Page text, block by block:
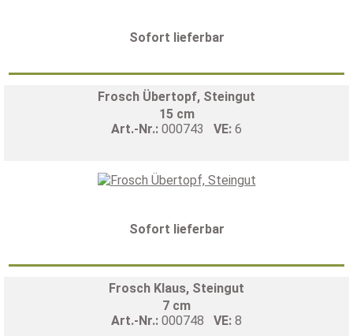
Sofort lieferbar
Frosch Übertopf, Steingut
15 cm
Art.-Nr.: 000743 VE: 6
Sofort lieferbar
Frosch Klaus, Steingut
7 cm
Art.-Nr.: 000748 VE: 8